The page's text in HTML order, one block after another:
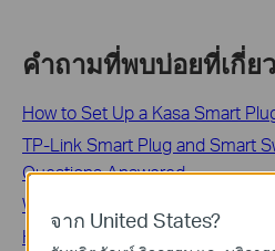
คำถามที่พบบ่อยที่เกี่ย
How to Set Up a Kasa Smart
TP-Link Smart Plug and Smart
Questions Answered
What if I fail to configure the
How to Reset a Kasa Smart Plug
จาก United States?